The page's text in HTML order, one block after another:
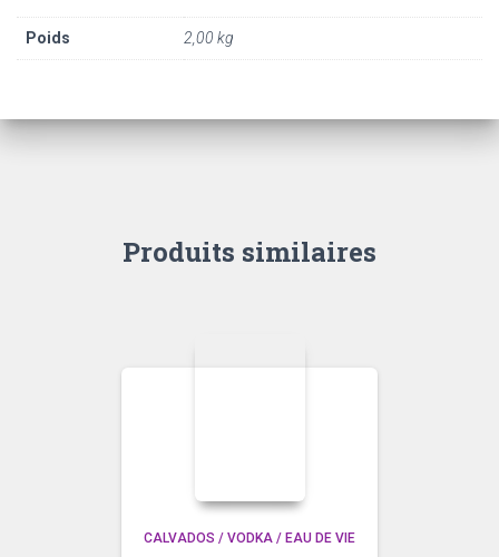
Poids 2,00 kg
Produits similaires
CALVADOS / VODKA / EAU DE VIE